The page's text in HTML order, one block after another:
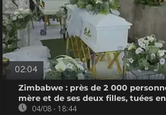
02:04
Zimbabwe : près de 2 000
mère et de ses deux filles, tuées
04/08 - 18:44